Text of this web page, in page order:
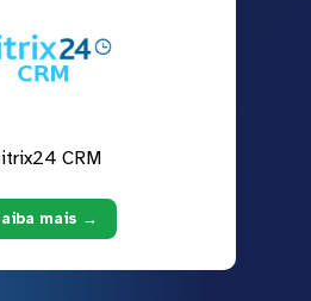
CRM
mais →